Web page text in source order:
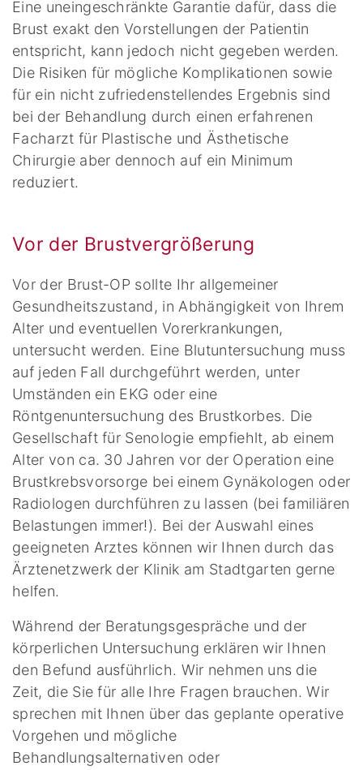
Eine uneingeschränkte Garantie dafür, dass die
Brust exakt den Vorstellungen der Patientin
entspricht, kann jedoch nicht gegeben werden.
Die Risiken für mögliche Komplikationen sowie
für ein nicht zufriedenstellendes Ergebnis sind
bei der Behandlung durch einen erfahrenen
Facharzt für Plastische und Ästhetische
Chirurgie aber dennoch auf ein Minimum
reduziert.
Vor der Brustvergrößerung
Vor der Brust-OP sollte Ihr allgemeiner
Gesundheitszustand, in Abhängigkeit von Ihrem
Alter und eventuellen Vorerkrankungen,
untersucht werden. Eine Blutuntersuchung muss
auf jeden Fall durchgeführt werden, unter
Umständen ein EKG oder eine
Röntgenuntersuchung des Brustkorbes. Die
Gesellschaft für Senologie empfiehlt, ab einem
Alter von ca. 30 Jahren vor der Operation eine
Brustkrebsvorsorge bei einem Gynäkologen oder
Radiologen durchführen zu lassen (bei familiären
Belastungen immer!). Bei der Auswahl eines
geeigneten Arztes können wir Ihnen durch das
Ärztenetzwerk der Klinik am Stadtgarten gerne
helfen.
Während der Beratungsgespräche und der
körperlichen Untersuchung erklären wir Ihnen
den Befund ausführlich. Wir nehmen uns die
Zeit, die Sie für alle Ihre Fragen brauchen. Wir
sprechen mit Ihnen über das geplante operative
Vorgehen und mögliche
Behandlungsalternativen oder